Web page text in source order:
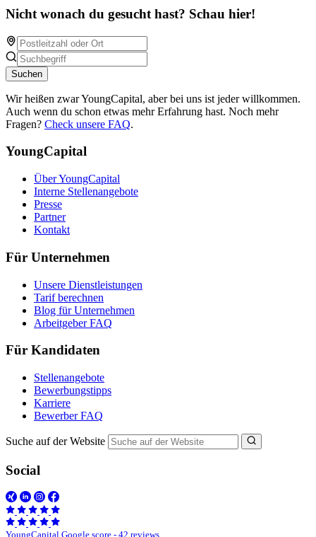
Nicht wonach du gesucht hast? Schau hier!
Suchen
Wir heißen zwar YoungCapital, aber bei uns ist jeder willkommen.
Auch wenn du schon etwas mehr Erfahrung hast. Noch mehr
Fragen? Check unsere FAQ.
YoungCapital
Über YoungCapital
Interne Stellenangebote
Presse
Partner
Kontakt
Für Unternehmen
Unsere Dienstleistungen
Tarif berechnen
Blog für Unternehmen
Arbeitgeber FAQ
Für Kandidaten
Stellenangebote
Bewerbungstipps
Karriere
Bewerber FAQ
Suche auf der Website
Social
YoungCapital Google score - 42 reviews